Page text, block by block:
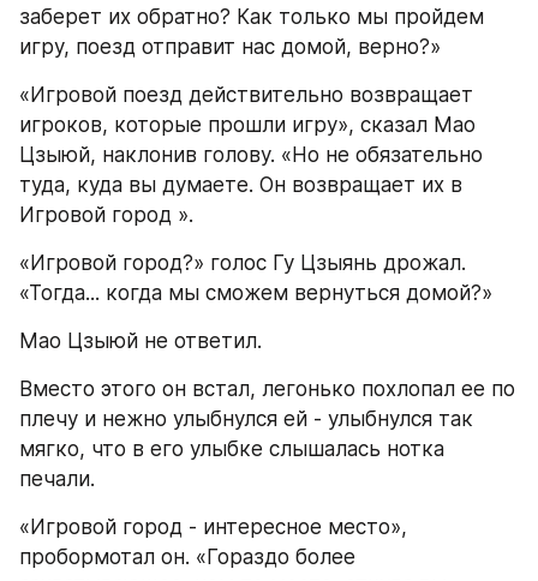
заберет их обратно? Как только мы пройдем
игру, поезд отправит нас домой, верно?»
«Игровой поезд действительно возвращает
игроков, которые прошли игру», сказал Мао
Цзыюй, наклонив голову. «Но не обязательно
туда, куда вы думаете. Он возвращает их в
Игровой город ».
«Игровой город?» голос Гу Цзыянь дрожал.
«Тогда... когда мы сможем вернуться домой?»
Мао Цзыюй не ответил.
Вместо этого он встал, легонько похлопал ее по
плечу и нежно улыбнулся ей - улыбнулся так
мягко, что в его улыбке слышалась нотка
печали.
«Игровой город - интересное место»,
пробормотал он. «Гораздо более